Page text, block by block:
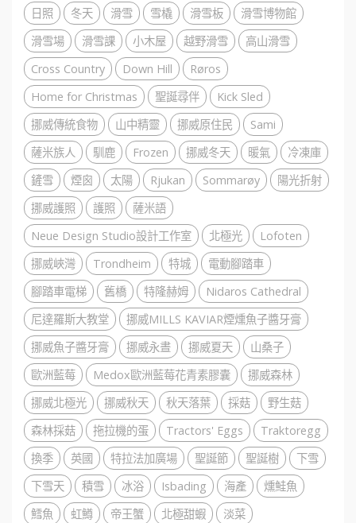
日照
冬天 滑雪 雪橇 滑雪板
滑雪博物館
滑雪場
滑雪課 小木屋 越野滑雪
高山滑雪
Cross Country
Down Hill
Røros
Home for Christmas
聖誕尋伴
Kick Sled
挪威傳統食物
山中精靈 挪威原住民
Sami
薩米族人
馴鹿 Frozen 挪威冬天 暖氣
冷凍庫
鏟雪
煙囪 太陽 Rjukan Sommarøy
陽光折射
挪威護照
護照
薩米語
Neue Design Studio設計工作室
北極光
Lofoten
挪威峽灣
Trondheim 特城
電動腳踏車
腳踏車電梯
舊橋 特隆赫姆
Nidaros Cathedral
尼達羅斯大教堂
挪威MILLS KAVIAR煙燻魚子醬牙膏
挪威魚子醬牙膏
挪威永晝 挪威夏天
山桑子
歐洲藍莓
Medox歐洲藍莓花青素膠囊
挪威森林
挪威北極光
挪威秋天 秋天落葉 採菇
野生菇
森林採菇
拖拉機的蛋 Tractors' Eggs
Traktoregg
換季
英國 特拉法加廣場 聖誕節 聖誕樹
下雪
下雪天
積雪 冰浴 Isbading 海產
燻鮭魚
鱈魚
虹鱒 帝王蟹 北極甜蝦
淡菜